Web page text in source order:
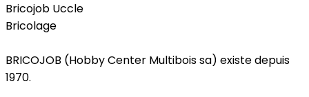
Bricojob Uccle
Bricolage
BRICOJOB (Hobby Center Multibois sa) existe depuis
1970.